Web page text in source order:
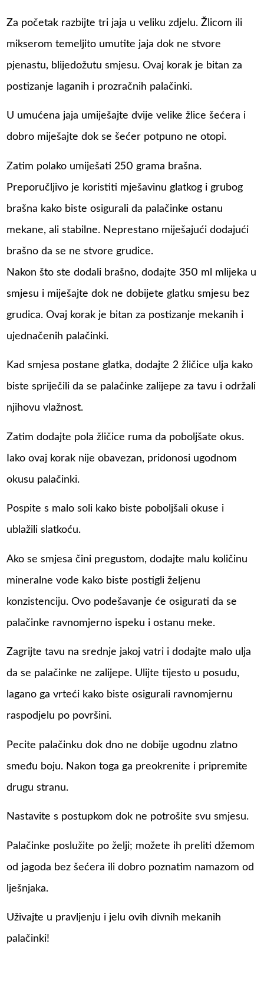
Za početak razbijte tri jaja u veliku zdjelu. Žlicom ili
mikserom temeljito umutite jaja dok ne stvore
pjenastu, blijedožutu smjesu. Ovaj korak je bitan za
postizanje laganih i prozračnih palačinki.
U umućena jaja umiješajte dvije velike žlice šećera i
dobro miješajte dok se šećer potpuno ne otopi.
Zatim polako umiješati 250 grama brašna.
Preporučljivo je koristiti mješavinu glatkog i grubog
brašna kako biste osigurali da palačinke ostanu
mekane, ali stabilne. Neprestano miješajući dodajući
brašno da se ne stvore grudice.
Nakon što ste dodali brašno, dodajte 350 ml mlijeka u
smjesu i miješajte dok ne dobijete glatku smjesu bez
grudica. Ovaj korak je bitan za postizanje mekanih i
ujednačenih palačinki.
Kad smjesa postane glatka, dodajte 2 žličice ulja kako
biste spriječili da se palačinke zalijepe za tavu i održali
njihovu vlažnost.
Zatim dodajte pola žličice ruma da poboljšate okus.
Iako ovaj korak nije obavezan, pridonosi ugodnom
okusu palačinki.
Pospite s malo soli kako biste poboljšali okuse i
ublažili slatkoću.
Ako se smjesa čini pregustom, dodajte malu količinu
mineralne vode kako biste postigli željenu
konzistenciju. Ovo podešavanje će osigurati da se
palačinke ravnomjerno ispeku i ostanu meke.
Zagrijte tavu na srednje jakoj vatri i dodajte malo ulja
da se palačinke ne zalijepe. Ulijte tijesto u posudu,
lagano ga vrteći kako biste osigurali ravnomjernu
raspodjelu po površini.
Pecite palačinku dok dno ne dobije ugodnu zlatno
smeđu boju. Nakon toga ga preokrenite i pripremite
drugu stranu.
Nastavite s postupkom dok ne potrošite svu smjesu.
Palačinke poslužite po želji; možete ih preliti džemom
od jagoda bez šećera ili dobro poznatim namazom od
lješnjaka.
Uživajte u pravljenju i jelu ovih divnih mekanih
palačinki!